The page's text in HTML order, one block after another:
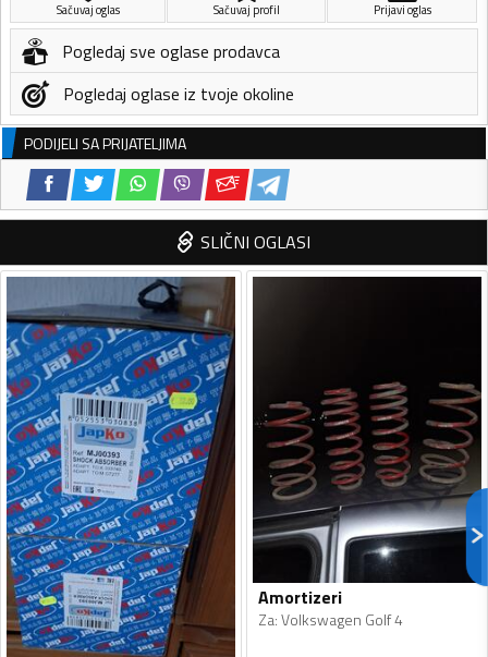
Sačuvaj oglas Sačuvaj profil Prijavi oglas
Pogledaj sve oglase prodavca
Pogledaj oglase iz tvoje okoline
PODIJELI SA PRIJATELJIMA
SLIČNI OGLASI
Amortizeri
Za:Volkswagen Golf 4